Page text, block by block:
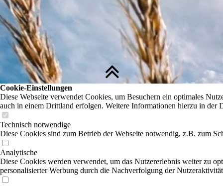
Cookie-Einstellungen
Diese Webseite verwendet Cookies, um Besuchern ein optimales
auch in einem Drittland erfolgen. Weitere Informationen hierzu in der
Technisch notwendige
Diese Cookies sind zum Betrieb der Webseite notwendig, z.B. zum
Analytische
Diese Cookies werden verwendet, um das Nutzererlebnis weiter zu
personalisierter Werbung durch die Nachverfolgung der